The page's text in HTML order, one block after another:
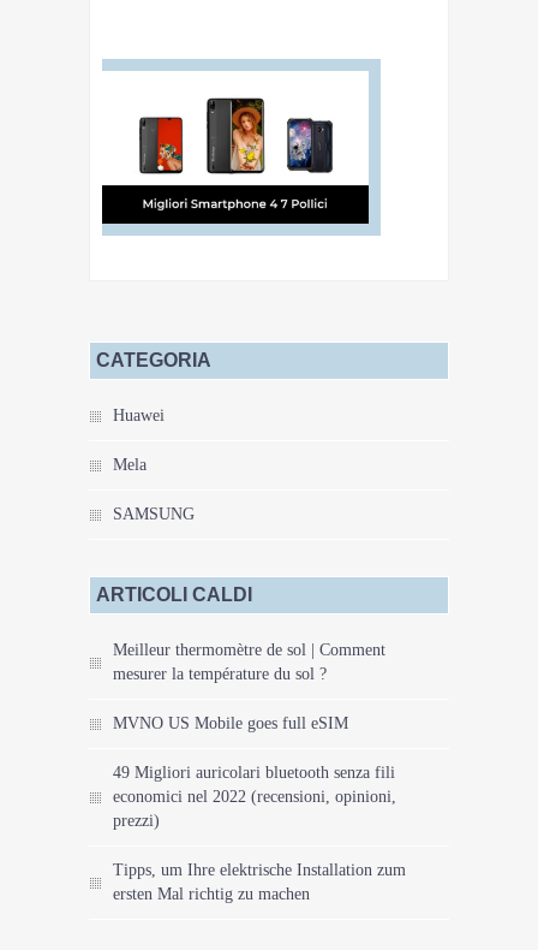
CATEGORIA
Huawei
Mela
SAMSUNG
ARTICOLI CALDI
Meilleur thermomètre de sol | Comment
mesurer la température du sol ?
MVNO US Mobile goes full eSIM
49 Migliori auricolari bluetooth senza fili
economici nel 2022 (recensioni, opinioni,
prezzi)
Tipps, um Ihre elektrische Installation zum
ersten Mal richtig zu machen